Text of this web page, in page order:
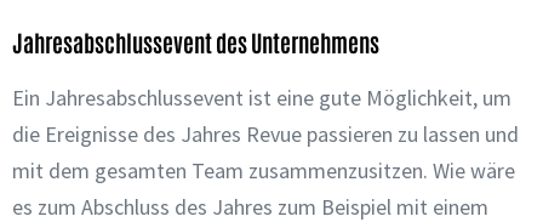
Jahresabschlussevent des Unternehmens
Ein Jahresabschlussevent ist eine gute Möglichkeit, um
die Ereignisse des Jahres Revue passieren zu lassen und
mit dem gesamten Team zusammenzusitzen. Wie wäre
es zum Abschluss des Jahres zum Beispiel mit einem